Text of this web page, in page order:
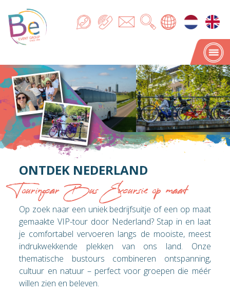
ONTDEK NEDERLAND
Touringcar Bus Excursie op maat
Op zoek naar een uniek bedrijfsuitje of een op maat
gemaakte VIP-tour door Nederland? Stap in en laat
je comfortabel vervoeren langs de mooiste, meest
indrukwekkende plekken van ons land. Onze
thematische bustours combineren ontspanning,
cultuur en natuur – perfect voor groepen die méér
willen zien en beleven.